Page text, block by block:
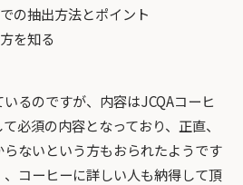
の抽出方法とポイント
を知る
るのですが、内容はJCQAコーヒ
必須の内容となっており、正直、
ないという方もおられたようです
コーヒーに詳しい人も納得して頂